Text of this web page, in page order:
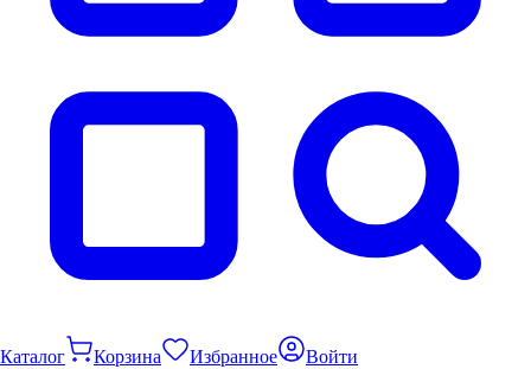
Каталог Корзина Избранное Войти